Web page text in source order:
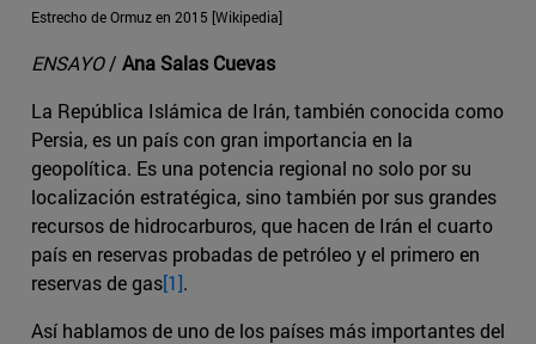
Estrecho de Ormuz en 2015 [Wikipedia]
ENSAYO/ Ana Salas Cuevas
La República Islámica de Irán, también conocida como
Persia, es un país con gran importancia en la
geopolítica. Es una potencia regional no solo por su
localización estratégica, sino también por sus grandes
recursos de hidrocarburos, que hacen de Irán el cuarto
país en reservas probadas de petróleo y el primero en
reservas de gas[1].
Así hablamos de uno de los países más importantes del